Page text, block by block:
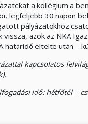
a kollégium a
legfeljebb 30 napon
pályázatokhoz
vissza, azok az NKA
határidő eltelte után –
kapcsolatos
idő: hétfőtől –